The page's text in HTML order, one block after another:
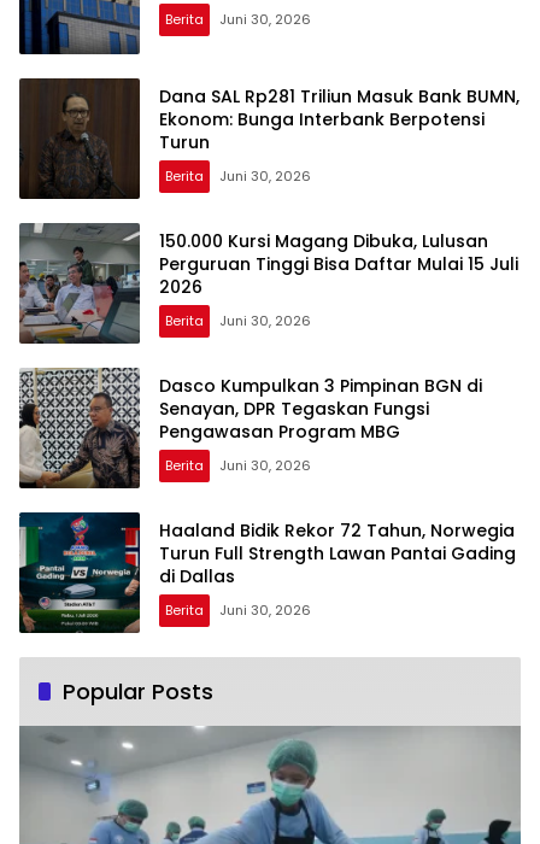
Berita Juni 30, 2026
Dana SAL Rp281 Triliun Masuk Bank BUMN,
Ekonom: Bunga Interbank Berpotensi
Turun
Berita Juni 30, 2026
150.000 Kursi Magang Dibuka, Lulusan
Perguruan Tinggi Bisa Daftar Mulai 15 Juli
2026
Berita Juni 30, 2026
Dasco Kumpulkan 3 Pimpinan BGN di
Senayan, DPR Tegaskan Fungsi
Pengawasan Program MBG
Berita Juni 30, 2026
Haaland Bidik Rekor 72 Tahun, Norwegia
Turun Full Strength Lawan Pantai Gading
di Dallas
Berita Juni 30, 2026
Popular Posts